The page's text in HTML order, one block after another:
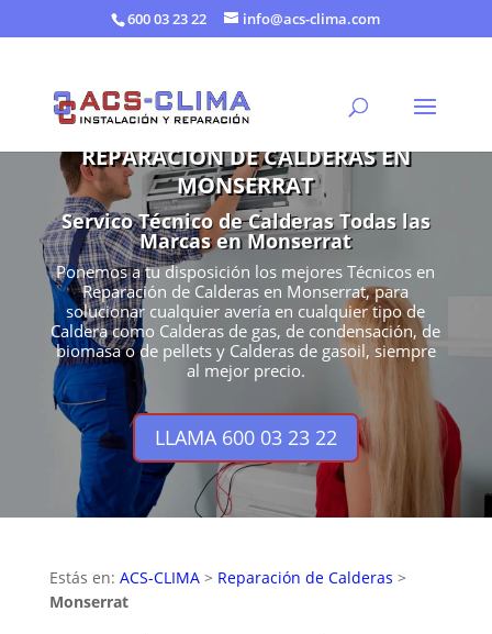
600 03 23 22 info@acs-clima.com
REPARACIÓN DE CALDERAS EN
MONSERRAT
Servico Técnico de Calderas Todas las
Marcas en Monserrat
Ponemos a tu disposición los mejores Técnicos en
Reparación de Calderas en Monserrat, para
solucionar cualquier avería en cualquier tipo de
Caldera como Calderas de gas, de condensación, de
biomasa o de pellets y Calderas de gasoil, siempre
al mejor precio.
LLAMA 600 03 23 22
Estás en: ACS-CLIMA> Reparación de Calderas >
Monserrat